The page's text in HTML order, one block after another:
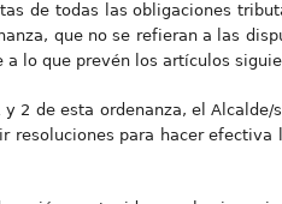
de todas las obligaciones
que no se refieran a las
lo que prevén los artículos
2 de esta ordenanza, el
resoluciones para hacer